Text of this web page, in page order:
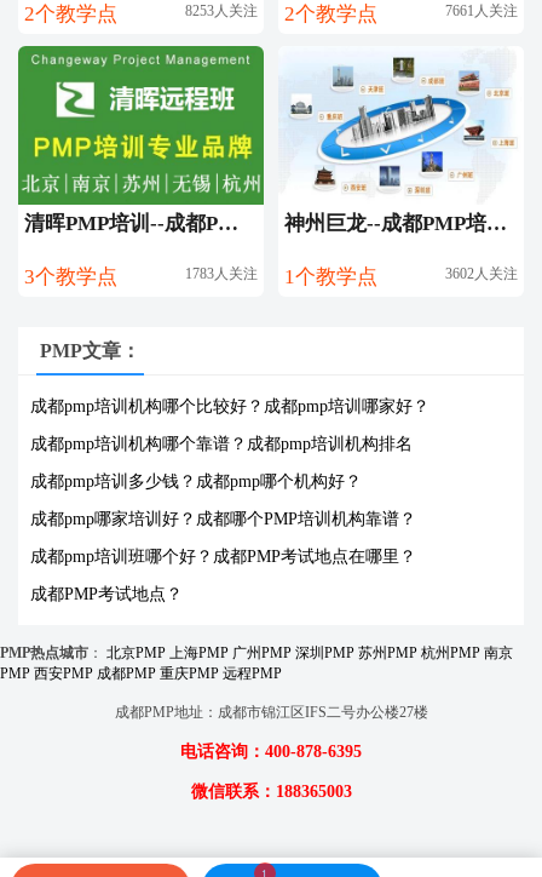
2个教学点 8253人关注 2个教学点 7661人关注
清晖PMP培训--成都PMP培训团购
3个教学点 1783人关注
神州巨龙--成都PMP培训团购
1个教学点 3602人关注
PMP文章：
成都pmp培训机构哪个比较好？ 成都pmp培训哪家好？
成都pmp培训机构哪个靠谱？ 成都pmp培训机构排名
成都pmp培训多少钱？ 成都pmp哪个机构好？
成都pmp哪家培训好？ 成都哪个PMP培训机构靠谱？
成都pmp培训班哪个好？ 成都PMP考试地点在哪里？
成都PMP考试地点？
PMP热点城市 ： 北京PMP 上海PMP 广州PMP 深圳PMP 苏州PMP 杭州PMP 南京
PMP 西安PMP 成都PMP 重庆PMP 远程PMP
成都PMP地址：成都市锦江区IFS二号办公楼27楼
电话咨询： 400-878-6395
微信联系： 188365003
1